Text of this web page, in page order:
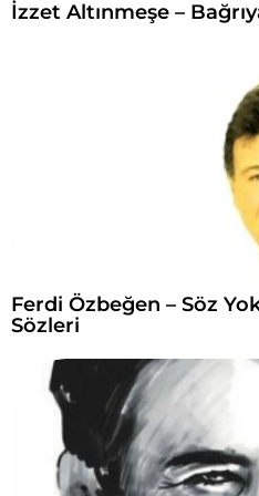
İzzet Altınmeşe –
Ferdi Özbeğen – Söz
Sözleri